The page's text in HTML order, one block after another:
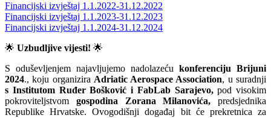
Financijski izvještaj 1.1.2022-31.12.2022
Financijski izvještaj 1.1.2023-31.12.2023
Financijski izvještaj 1.1.2024-31.12.2024
🌟 Uzbudljive vijesti! 🌟
S oduševljenjem najavljujemo nadolazeću konferenciju Brijuni
2024., koju organizira Adriatic Aerospace Association, u suradnji
s Institutom Ruđer Bošković i FabLab Sarajevo,pod visokim
pokroviteljstvom gospodina Zorana Milanovića, predsjednika
Republike Hrvatske. Ovogodišnji događaj bit će prekretnica za